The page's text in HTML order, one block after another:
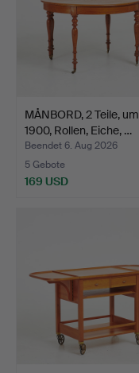
MÅNBORD, 2 Teile, um
1900, Rollen, Eiche, …
Beendet 6. Aug 2026
5 Gebote
169 USD